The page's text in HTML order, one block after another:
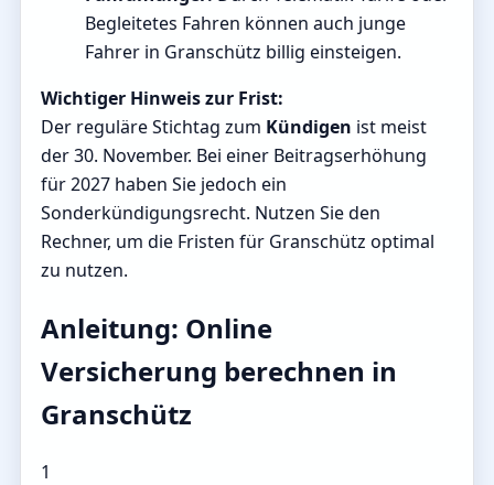
Begleitetes Fahren können auch junge
Fahrer in Granschütz billig einsteigen.
Wichtiger Hinweis zur Frist:
Der reguläre Stichtag zum Kündigen ist meist
der 30. November. Bei einer Beitragserhöhung
für 2027 haben Sie jedoch ein
Sonderkündigungsrecht. Nutzen Sie den
Rechner, um die Fristen für Granschütz optimal
zu nutzen.
Anleitung: Online
Versicherung berechnen in
Granschütz
1